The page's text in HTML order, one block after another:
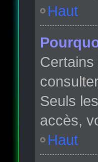
Haut
Seuls
accès,
Haut